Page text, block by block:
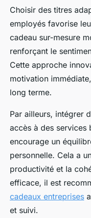
Choisir des titres
employés favorise
cadeau sur-mesure
renforçant le
Cette approche
motivation
long terme.
Par ailleurs, intégrer
accès à des
encourage un
personnelle. Cela a
productivité et la
efficace, il est
cadeaux entreprises
et suivi.